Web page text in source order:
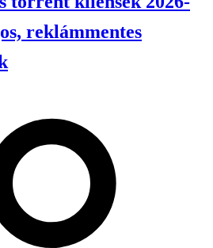
reklámmentes